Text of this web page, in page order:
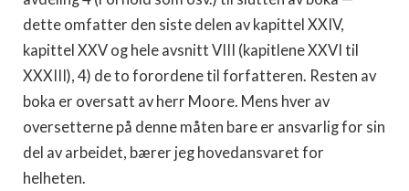
dette omfatter den siste delen av kapittel XXIV,
kapittel XXV og hele avsnitt VIII (kapitlene XXVI til
XXXIII), 4) de to forordene til forfatteren. Resten av
boka er oversatt av herr Moore. Mens hver av
oversetterne på denne måten bare er ansvarlig for sin
del av arbeidet, bærer jeg hoved­ansvaret for
helheten.